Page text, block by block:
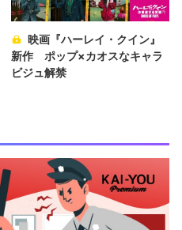
映画『ハーレイ・クイン』
新作 ポップ×カオスなキャラ
ビジュ解禁